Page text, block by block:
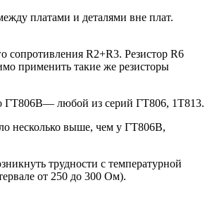
платами и деталями вне плат.
сопротивления R2+R3. Резистор R6
применить такие же резисторы
ГТ806В— любой из серий ГТ806, 1Т813.
несколько выше, чем у ГТ806В,
трудности с температурной
от 250 до 300 Ом).